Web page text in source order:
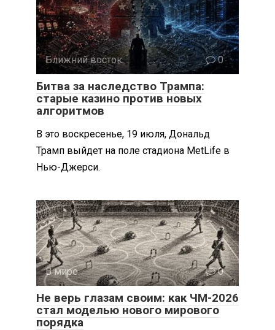
Ближний восток 0
Битва за наследство Трампа:
старые казино против новых
алгоритмов
В это воскресенье, 19 июля, Дональд
Трамп выйдет на поле стадиона MetLife в
Нью-Джерси.
В мире 0
Не верь глазам своим: как ЧМ-2026
стал моделью нового мирового
порядка